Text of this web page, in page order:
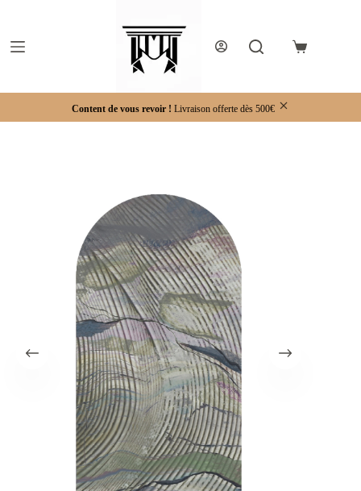
Panier
Content de vous revoir ! Livraison offerte dès 500€